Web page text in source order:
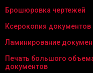
Брошюровка чертежей
Ксерокопия документов
Ламинирование
Печать большого
документов